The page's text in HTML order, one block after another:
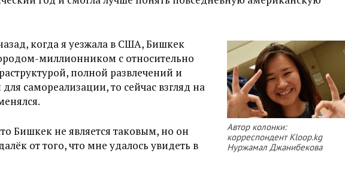
Автор колонки:
корреспондент Kloop.kg
Нуржамал Джанибекова
когда я уезжала в США, Бишкек
миллионником с относительно
полной развлечений и
самореализации, то сейчас взгляд на
Бишкек не является таковым, но он
от того, что мне удалось увидеть в